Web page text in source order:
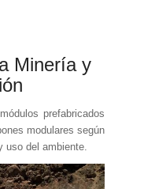
Minería y
prefabricados
modulares según
uso del ambiente.